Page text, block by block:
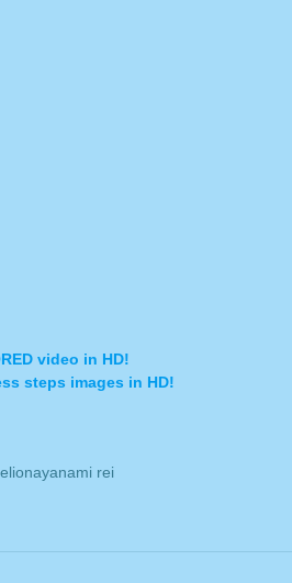
video in HD!
steps images in HD!
ayanami rei